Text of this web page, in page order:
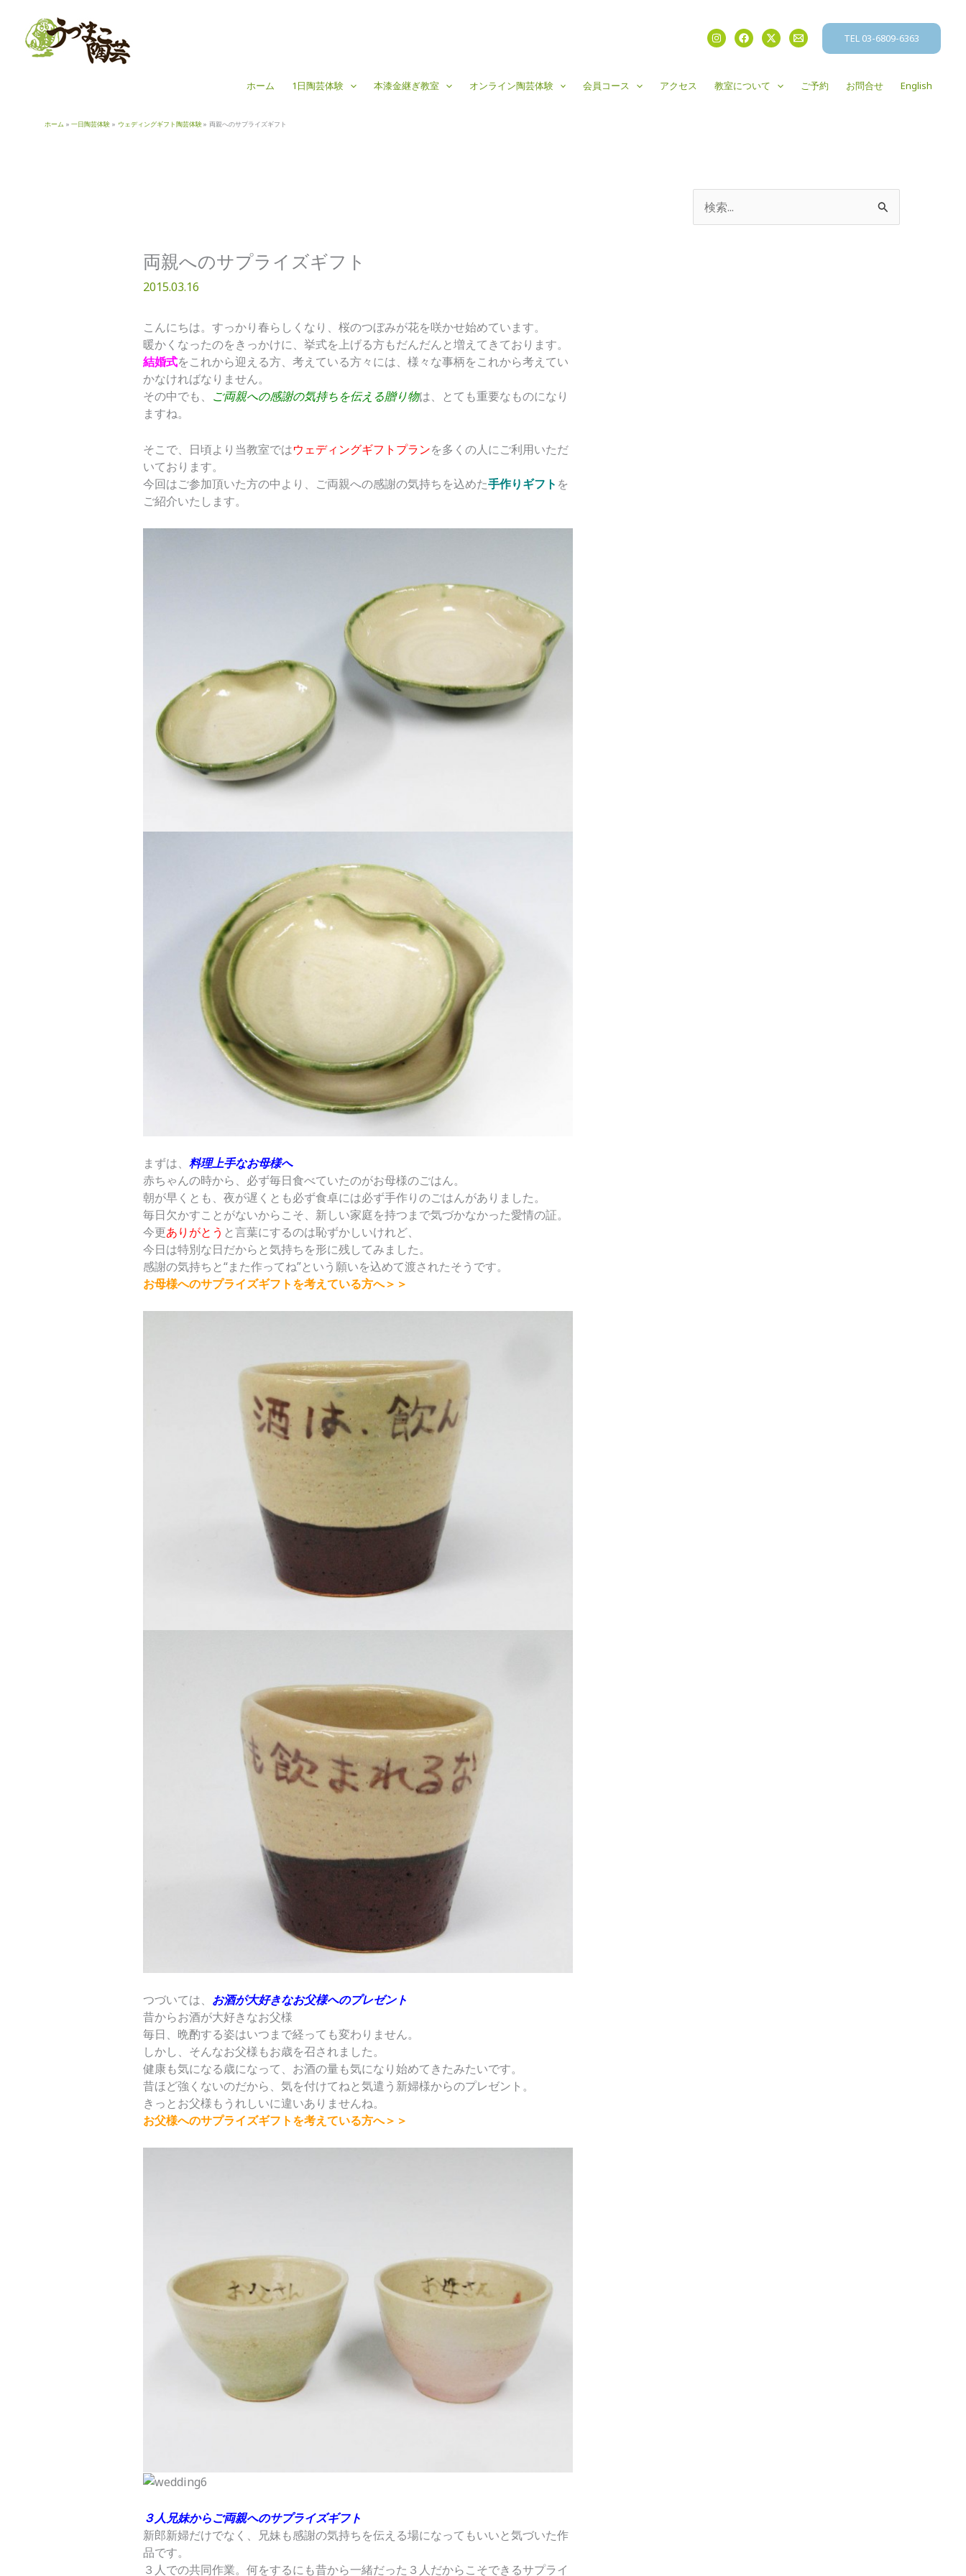
TEL 03-6809-6363
ホーム 1日陶芸体験 本漆金継ぎ教室 オンライン陶芸体験 会員コース アクセス 教室について ご予約 お問合せ English
ホーム 一日陶芸体験 ウェディングギフト陶芸体験 両親へのサプライズギフト
両親へのサプライズギフト
2015.03.16
こんにちは。すっかり春らしくなり、桜のつぼみが花を咲かせ始めています。
暖かくなったのをきっかけに、挙式を上げる方もだんだんと増えてきております。
結婚式をこれから迎える方、考えている方々には、様々な事柄をこれから考えてい
かなければなりません。
その中でも、 ご両親への感謝の気持ちを伝える贈り物は、とても重要なものになり
ますね。
そこで、日頃より当教室ではウェディングギフトプランを多くの人にご利用いただ
いております。
今回はご参加頂いた方の中より、ご両親への感謝の気持ちを込めた手作りギフト を
ご紹介いたします。
まずは、 料理上手なお母様へ
赤ちゃんの時から、必ず毎日食べていたのがお母様のごはん。
朝が早くとも、夜が遅くとも必ず食卓には必ず手作りのごはんがありました。
毎日欠かすことがないからこそ、新しい家庭を持つまで気づかなかった愛情の証。
今更ありがとう と言葉にするのは恥ずかしいけれど、
今日は特別な日だからと気持ちを形に残してみました。
感謝の気持ちと“また作ってね”という願いを込めて渡されたそうです。
お母様へのサプライズギフトを考えている方へ＞＞
つづいては、 お酒が大好きなお父様へのプレゼント
昔からお酒が大好きなお父様
毎日、晩酌する姿はいつまで経っても変わりません。
しかし、そんなお父様もお歳を召されました。
健康も気になる歳になって、お酒の量も気になり始めてきたみたいです。
昔ほど強くないのだから、気を付けてねと気遣う新婦様からのプレゼント。
きっとお父様もうれしいに違いありませんね。
お父様へのサプライズギフトを考えている方へ＞＞
３人兄妹からご両親へのサプライズギフト
新郎新婦だけでなく、兄妹も感謝の気持ちを伝える場になってもいいと気づいた作
品です。
３人での共同作業。何をするにも昔から一緒だった３人だからこそできるサプライ